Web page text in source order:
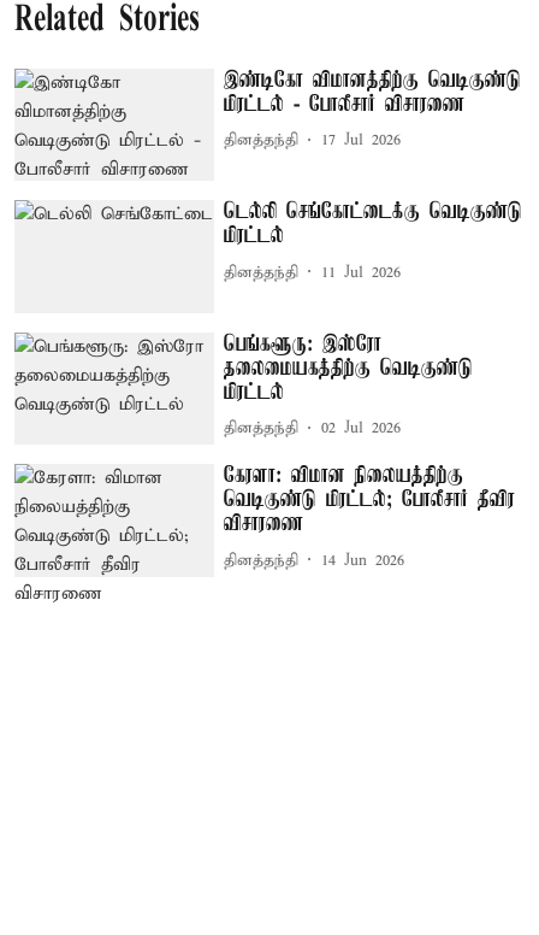
Related Stories
இண்டிகோ விமானத்திற்கு வெடிகுண்டு
மிரட்டல் - போலீசார் விசாரணை
தினத்தந்தி 17 Jul 2026
டெல்லி செங்கோட்டைக்கு வெடிகுண்டு
மிரட்டல்
தினத்தந்தி 11 Jul 2026
பெங்களூரு: இஸ்ரோ
தலைமையகத்திற்கு வெடிகுண்டு
மிரட்டல்
தினத்தந்தி 02 Jul 2026
கேரளா: விமான நிலையத்திற்கு
வெடிகுண்டு மிரட்டல்; போலீசார் தீவிர
விசாரணை
தினத்தந்தி 14 Jun 2026